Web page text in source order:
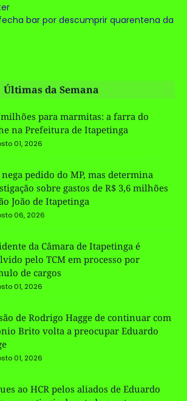
bar por descumprir quarentena da
Últimas da Semana
milhões para marmitas: a farra do
na Prefeitura de Itapetinga
01, 2026
nega pedido do MP, mas determina
sobre gastos de R$ 3,6 milhões
João de Itapetinga
06, 2026
da Câmara de Itapetinga é
pelo TCM em processo por
de cargos
01, 2026
de Rodrigo Hagge de continuar com
Brito volta a preocupar Eduardo
01, 2026
ao HCR pelos aliados de Eduardo